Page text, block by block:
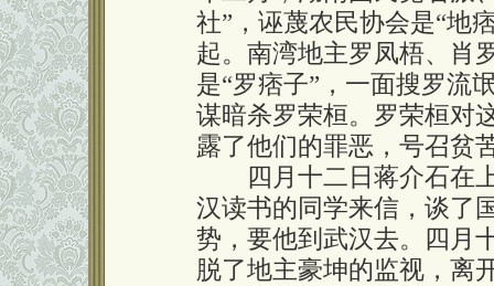
社”，诬蔑农民协会是“地
起。南湾地主罗凤梧、肖
是“罗痞子”，一面搜罗流
谋暗杀罗荣桓。罗荣桓对
露了他们的罪恶，号召贫
四月十二日蒋介石在上
汉读书的同学来信，谈了
势，要他到武汉去。四月
脱了地主豪坤的监视，离